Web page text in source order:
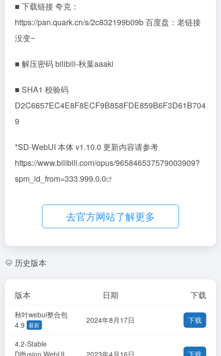
■ 下载链接 夸克：
https://pan.quark.cn/s/2c832199b09b百度盘：老链接
没变~
■ 解压密码 bilibili-秋葉aaaki
■ SHA1 校验码
D2C6657EC4E8F8ECF9B858FDE859B6F3D61B704
9
*SD-WebUI 本体 v1.10.0 更新内容请参考
https://www.bilibili.com/opus/965846537579003909?
spm_id_from=333.999.0.0
去官方网站了解更多
历史版本
版本 日期 下载
秋叶webui整合包
4.9 最新
2024年8月17日 下载
4.2-Stable
Diffusion WebUI
2023年4月16日